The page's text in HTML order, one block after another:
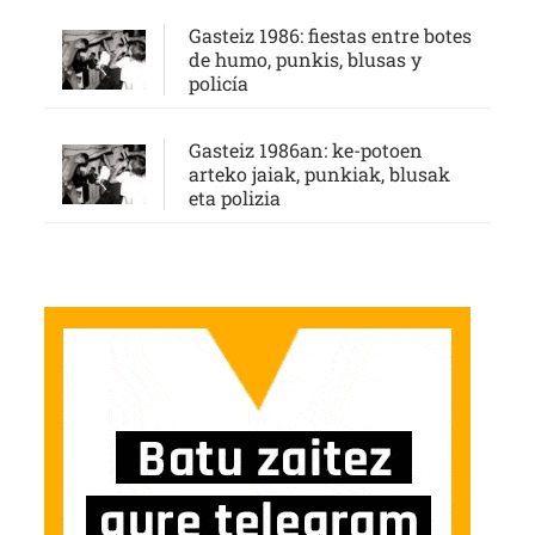
Gasteiz 1986: fiestas entre botes
de humo, punkis, blusas y
policía
Gasteiz 1986an: ke-potoen
arteko jaiak, punkiak, blusak
eta polizia